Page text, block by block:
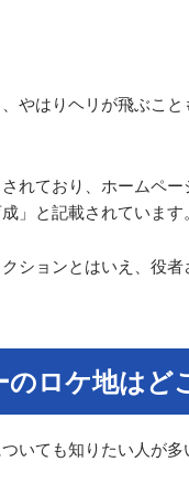
やはりヘリが飛ぶこ
れており、ホームペ
」と記載されています
ションとはいえ、役
のロケ地はど
いても知りたい人が多